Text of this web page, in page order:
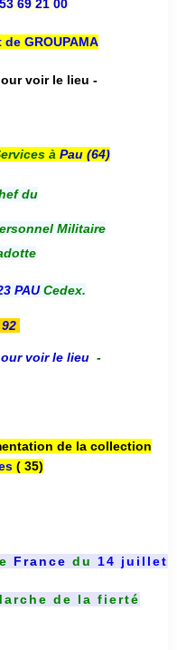
69 21 00
GROUPAMA
voir le lieu -
à Pau (64)
du
Militaire
PAUCedex.
voir le lieu -
de la collection
( 35)
France du 14 juillet
de la fierté